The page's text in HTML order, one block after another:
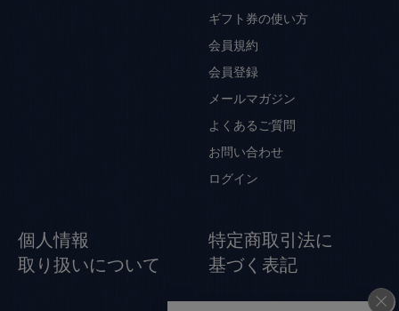
ギフト券の使い方
会員規約
会員登録
メールマガジン
よくあるご質問
お問い合わせ
ログイン
個人情報
取り扱いについて
特定商取引法に
基づく表記